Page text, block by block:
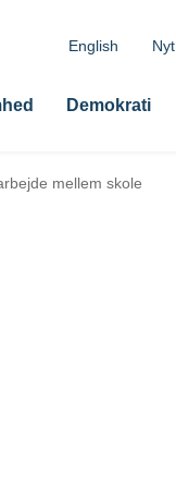
English Nyt
Demokrati
mellem skole